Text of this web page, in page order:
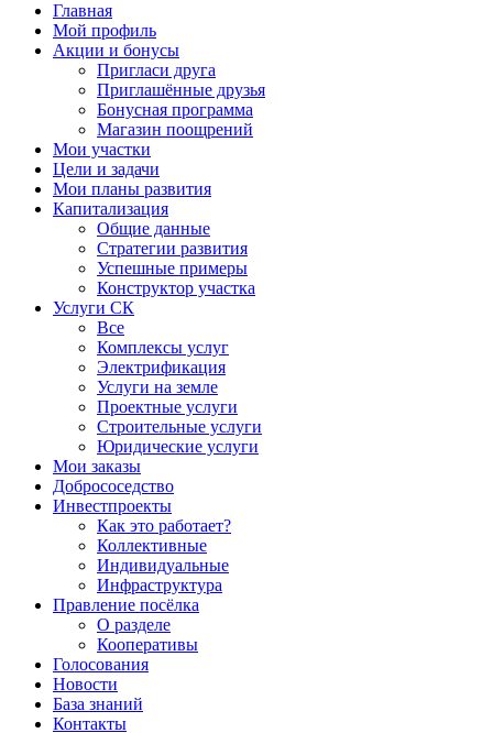
Главная
Мой профиль
Акции и бонусы
Пригласи друга
Приглашённые друзья
Бонусная программа
Магазин поощрений
Мои участки
Цели и задачи
Мои планы развития
Капитализация
Общие данные
Стратегии развития
Успешные примеры
Конструктор участка
Услуги СК
Все
Комплексы услуг
Электрификация
Услуги на земле
Проектные услуги
Строительные услуги
Юридические услуги
Мои заказы
Добрососедство
Инвестпроекты
Как это работает?
Коллективные
Индивидуальные
Инфраструктура
Правление посёлка
О разделе
Кооперативы
Голосования
Новости
База знаний
Контакты